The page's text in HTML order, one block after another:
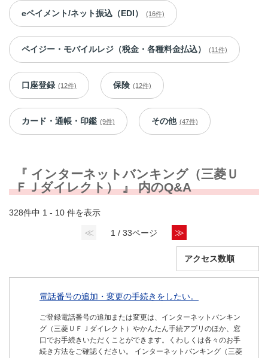
eペイメント/ネット振込（EDI） (16件)
ペイジー・モバイルレジ（税金・各種料金払込） (11件)
口座登録 (12件) 保険 (12件)
カード・通帳・印鑑 (9件) その他 (47件)
『 インターネットバンキング（三菱Ｕ
ＦＪダイレクト） 』 内のQ&A
328件中 1 - 10 件を表示
≪ 1 / 33ページ ≫
電話番号の追加・変更の手続きをしたい。
ご登録電話番号の追加または変更は、インターネットバンキン
グ（三菱ＵＦＪダイレクト）やかんたん手続アプリのほか、窓
口でお手続きいただくことができます。くわしくは各々のお手
続き方法をご確認ください。 インターネットバンキング（三菱